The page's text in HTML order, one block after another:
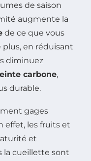
de saison
augmente la
de ce que vous
en réduisant
diminuez
carbone,
durable.
gages
effet, les fruits et
et
la cueillette sont